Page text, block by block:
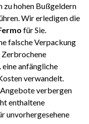
hohen Bußgeldern
Wir erledigen die
für Sie.
falsche Verpackung
Zerbrochene
anfängliche
verwandelt.
verbergen
enthaltene
unvorhergesehene